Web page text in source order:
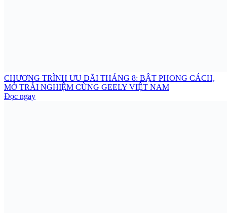
CHƯƠNG TRÌNH ƯU ĐÃI THÁNG 8: BẬT PHONG CÁCH,
MỞ TRẢI NGHIỆM CÙNG GEELY VIỆT NAM
Đọc ngay